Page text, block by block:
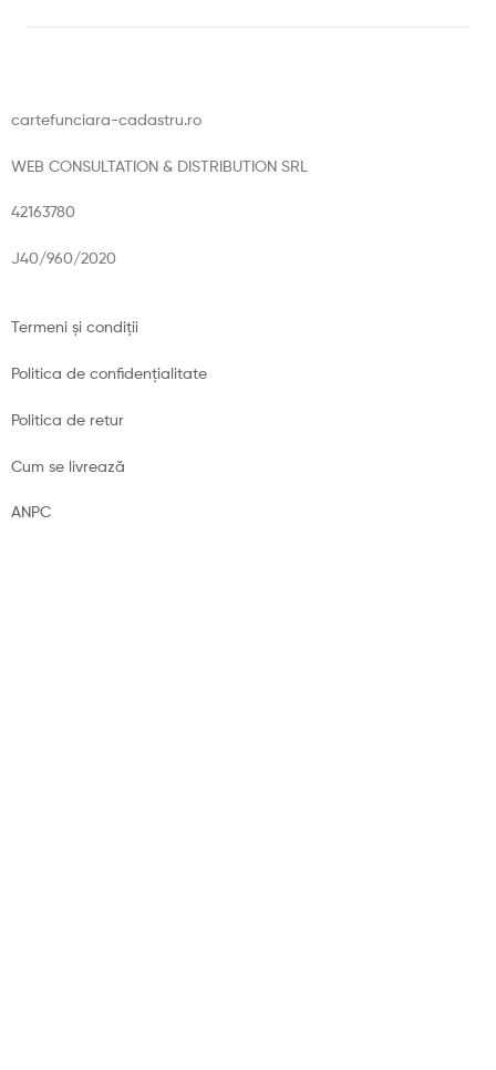
cartefunciara-cadastru.ro
WEB CONSULTATION & DISTRIBUTION SRL
42163780
J40/960/2020
Termeni și condiții
Politica de confidențialitate
Politica de retur
Cum se livrează
ANPC